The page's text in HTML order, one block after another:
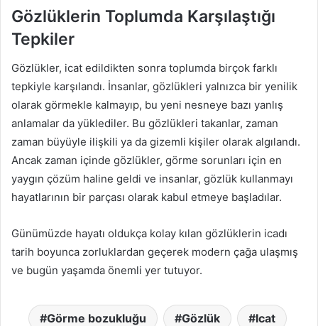
Gözlüklerin Toplumda Karşılaştığı
Tepkiler
Gözlükler, icat edildikten sonra toplumda birçok farklı
tepkiyle karşılandı. İnsanlar, gözlükleri yalnızca bir yenilik
olarak görmekle kalmayıp, bu yeni nesneye bazı yanlış
anlamalar da yüklediler. Bu gözlükleri takanlar, zaman
zaman büyüyle ilişkili ya da gizemli kişiler olarak algılandı.
Ancak zaman içinde gözlükler, görme sorunları için en
yaygın çözüm haline geldi ve insanlar, gözlük kullanmayı
hayatlarının bir parçası olarak kabul etmeye başladılar.
Günümüzde hayatı oldukça kolay kılan gözlüklerin icadı
tarih boyunca zorluklardan geçerek modern çağa ulaşmış
ve bugün yaşamda önemli yer tutuyor.
Görme bozukluğu Gözlük Icat